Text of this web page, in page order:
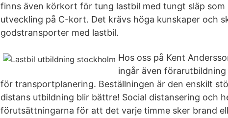
finns även körkort för tung lastbil med tungt släp som
utveckling på C-kort. Det krävs höga kunskaper och
godstransporter med lastbil.
Hos oss på Kent
ingår även
för transportplanering. Beställningen är den enskilt
distans utbildning blir bättre! Social distansering och
förutsättningarna för att det varje timme sker brand